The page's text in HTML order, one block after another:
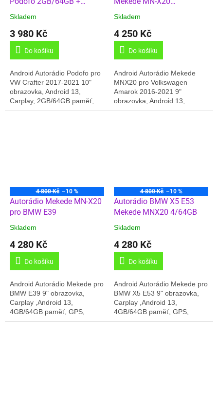
Skladem
3 980 Kč
Do košíku
Android Autorádio Podofo pro
VW Crafter 2017-2021 10"
obrazovka, Android 13,
Carplay, 2GB/64GB paměť,
GPS, Český jazyk,Online
Skladem
4 250 Kč
Do košíku
Android Autorádio Mekede
MNX20 pro Volkswagen
Amarok 2016-2021 9"
obrazovka, Android 13,
Carplay, 4GB/64GB paměť,
4 800 Kč –10 %
Autorádio Mekede MN-X20
pro BMW E39
Skladem
4 280 Kč
Do košíku
Android Autorádio Mekede pro
BMW E39 9" obrazovka,
Carplay ,Android 13,
4GB/64GB paměť, GPS,
Český jazyk, Online radio, slot
4 800 Kč –10 %
Autorádio BMW X5 E53
Mekede MNX20 4/64GB
Skladem
4 280 Kč
Do košíku
Android Autorádio Mekede pro
BMW X5 E53 9" obrazovka,
Carplay ,Android 13,
4GB/64GB paměť, GPS,
Český jazyk, Online radio, slot